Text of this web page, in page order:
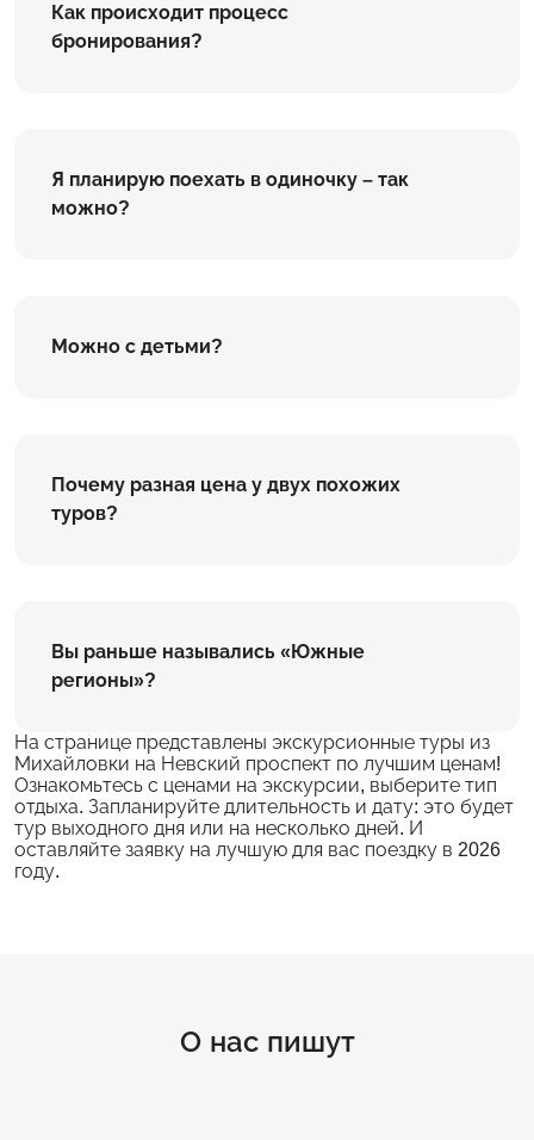
Как происходит процесс
бронирования?
Я планирую поехать в одиночку – так
можно?
Можно с детьми?
Почему разная цена у двух похожих
туров?
Вы раньше назывались «Южные
регионы»?
На странице представлены экскурсионные туры из
Михайловки на Невский проспект по лучшим ценам!
Ознакомьтесь с ценами на экскурсии, выберите тип
отдыха. Запланируйте длительность и дату: это будет
тур выходного дня или на несколько дней. И
оставляйте заявку на лучшую для вас поездку в 2026
году.
О нас пишут